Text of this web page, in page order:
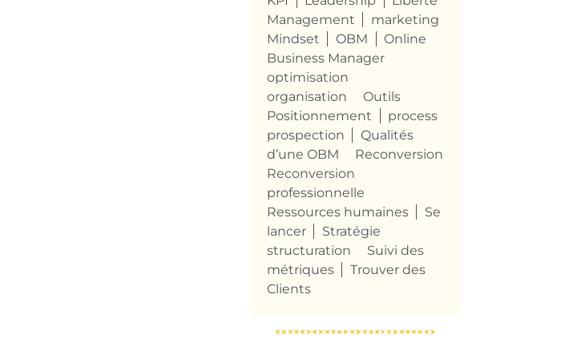
Management
marketing
Mindset
OBM
Online
Business Manager
optimisation
organisation
Outils
Positionnement
process
prospection
Qualités
d’une OBM
Reconversion
Reconversion
professionnelle
Ressources humaines
Se
lancer
Stratégie
structuration
Suivi des
métriques
Trouver des
Clients